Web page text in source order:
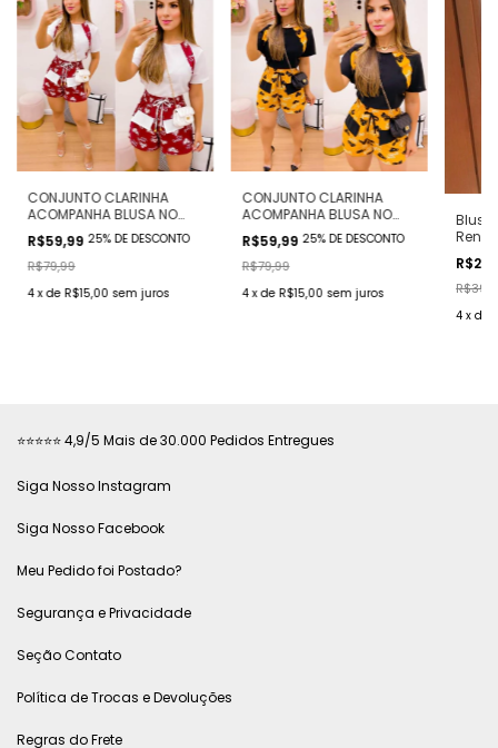
CONJUNTO CLARINHA
ACOMPANHA BLUSA NO
CREPE +SHORT NA VISOSE
FORRADO/( COR
BRANCO/VINHO/ESTAMPA
R$59,99 25% DE DESCONTO
R$79,99
4 xde R$15,00 sem juros
CONJUNTO CLARINHA
ACOMPANHA BLUSA NO
CREPE +SHORT NA VISOSE
FORRADO/( COR
PRETO/MOSTARDA/ESTAMPA
R$59,99 25% DE DESCONTO
R$79,99
4 xde R$15,00 sem juros
Blusa
Alta
4 x de
⭐⭐⭐⭐⭐ 4,9/5 Mais de 30.000 Pedidos Entregues
Siga Nosso Instagram
Siga Nosso Facebook
Meu Pedido foi Postado?
Segurança e Privacidade
Seção Contato
Política de Trocas e Devoluções
Regras do Frete